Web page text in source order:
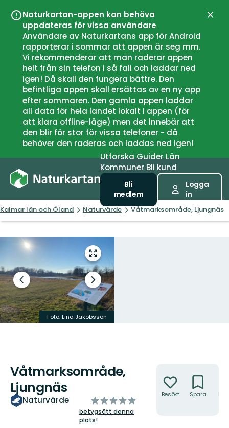
Naturkartan-appen kan behöva
uppdateras för vissa användare
Användare av Naturkartans app för Android
rapporterar i sommar att appen är seg mm.
Vi rekommenderar att man raderar appen
helt från sin telefon i så fall och laddar ned
igen! Då skall den fungera bättre. Den
befintliga appen skall ersättas av en ny app
efter sommaren. Den gamla appen laddar
all data för hela landet lokalt i appen (för
att klara offline-läge) men det innebär att
den blir för stor för vissa telefoner - då
behöver den raderas och laddas ned igen!
UtforskaGuiderLän
Kommuner Bli kund
Bli
medlem
Logga
in
Kalmar län och Öland Naturvärde Våtmarksområde, Ljungnäs
Gå
till
helskärmsläge
Föregående
bild
Nästa
bildspel
Foto: Lina Jakobsson
Våtmarksområde,
Ljungnäs
Naturvärde
av
5
stjärnor
betygsätt denna
plats!
Besökt Spara